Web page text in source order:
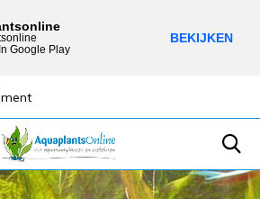
Google Play
BEKIJKEN